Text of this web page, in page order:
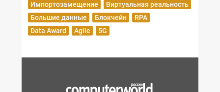
Импортозамещение
Виртуальная реальность
Большие данные
Блокчейн
RPA
Data Award
Agile 5G